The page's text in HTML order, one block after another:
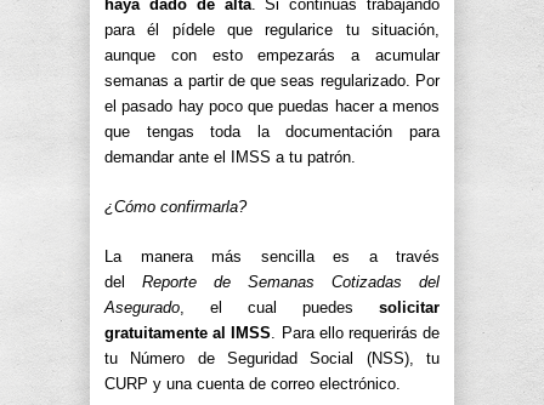
haya dado de alta. Si continúas trabajando
para él pídele que regularice tu situación,
aunque con esto empezarás a acumular
semanas a partir de que seas regularizado. Por
el pasado hay poco que puedas hacer a menos
que tengas toda la documentación para
demandar ante el IMSS a tu patrón.
¿Cómo confirmarla?
La manera más sencilla es a través
del Reporte de Semanas Cotizadas del
Asegurado, el cual puedes solicitar
gratuitamente al IMSS. Para ello requerirás de
tu Número de Seguridad Social (NSS), tu
CURP y una cuenta de correo electrónico.